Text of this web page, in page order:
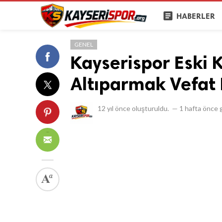
article HABERLER
GENEL
Kayserispor Eski
Altıparmak Vefat
12 yıl önce oluşturuldu. — 1 hafta önce